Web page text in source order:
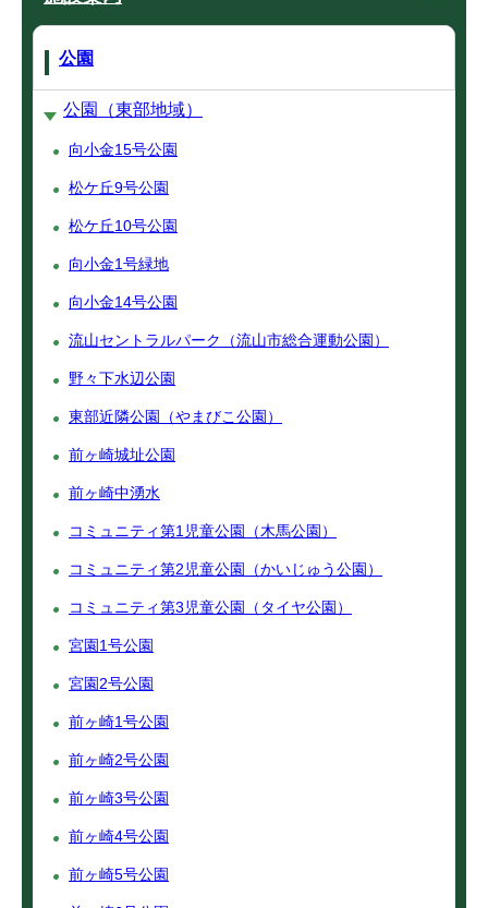
公園
公園（東部地域）
向小金15号公園
松ケ丘9号公園
松ケ丘10号公園
向小金1号緑地
向小金14号公園
流山セントラルパーク（流山市総合運動公園）
野々下水辺公園
東部近隣公園（やまびこ公園）
前ヶ崎城址公園
前ヶ崎中湧水
コミュニティ第1児童公園（木馬公園）
コミュニティ第2児童公園（かいじゅう公園）
コミュニティ第3児童公園（タイヤ公園）
宮園1号公園
宮園2号公園
前ヶ崎1号公園
前ヶ崎2号公園
前ヶ崎3号公園
前ヶ崎4号公園
前ヶ崎5号公園